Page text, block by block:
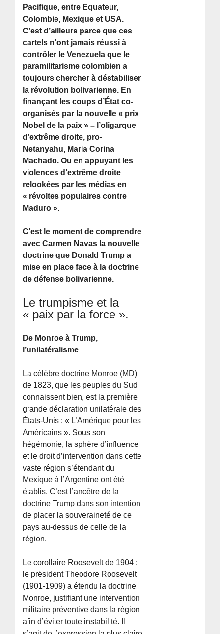
Pacifique, entre Equateur,
Colombie, Mexique et USA.
C’est d’ailleurs parce que ces
cartels n’ont jamais réussi à
contrôler le Venezuela que le
paramilitarisme colombien a
toujours chercher à déstabiliser
la révolution bolivarienne. En
finançant les coups d’État co-
organisés par la nouvelle « prix
Nobel de la paix » – l’oligarque
d’extrême droite, pro-
Netanyahu, Maria Corina
Machado. Ou en appuyant les
violences d’extrême droite
relookées par les médias en
« révoltes populaires contre
Maduro ».
C’est le moment de comprendre
avec Carmen Navas la nouvelle
doctrine que Donald Trump a
mise en place face à la doctrine
de défense bolivarienne.
Le trumpisme et la
« paix par la force ».
De Monroe à Trump,
l’unilatéralisme
La célèbre doctrine Monroe (MD)
de 1823, que les peuples du Sud
connaissent bien, est la première
grande déclaration unilatérale des
États-Unis : « L’Amérique pour les
Américains ». Sous son
hégémonie, la sphère d’influence
et le droit d’intervention dans cette
vaste région s’étendant du
Mexique à l’Argentine ont été
établis. C’est l’ancêtre de la
doctrine Trump dans son intention
de placer la souveraineté de ce
pays au-dessus de celle de la
région.
Le corollaire Roosevelt de 1904 :
le président Theodore Roosevelt
(1901-1909) a étendu la doctrine
Monroe, justifiant une intervention
militaire préventive dans la région
afin d’éviter toute instabilité. Il